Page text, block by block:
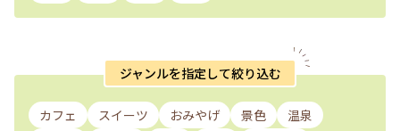
ジャンルを指定して絞り込む
カフェ スイーツ おみやげ 景色
温泉